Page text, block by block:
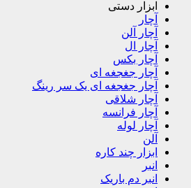
ابزار دستی
آچار
آچار آلن
آچار ال
آچار بکس
آچار جغجغه ای
آچار جغجغه ای یک سر رینگ
آچار شلاقی
آچار فرانسه
آچار لوله
آلن
ابزار چند کاره
انبر
انبر دم باریک